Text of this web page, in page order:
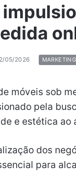
05/2026 MARKETING
móveis sob
pela
e estética ao
dos
para